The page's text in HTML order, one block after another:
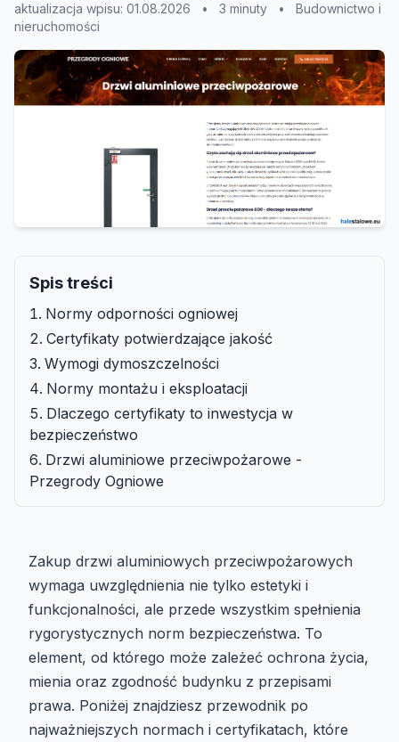
aktualizacja wpisu: 01.08.2026
• 3 minuty •
Budownictwo i
nieruchomości
Spis treści
Normy odporności ogniowej
Certyfikaty potwierdzające jakość
Wymogi dymoszczelności
Normy montażu i eksploatacji
Dlaczego certyfikaty to inwestycja w
bezpieczeństwo
Drzwi aluminiowe przeciwpożarowe -
Przegrody Ogniowe
Zakup drzwi aluminiowych przeciwpożarowych
wymaga uwzględnienia nie tylko estetyki i
funkcjonalności, ale przede wszystkim spełnienia
rygorystycznych norm bezpieczeństwa. To
element, od którego może zależeć ochrona życia,
mienia oraz zgodność budynku z przepisami
prawa. Poniżej znajdziesz przewodnik po
najważniejszych normach i certyfikatach, które